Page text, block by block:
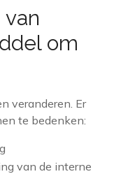
om
veranderen. Er
te bedenken:
van de interne